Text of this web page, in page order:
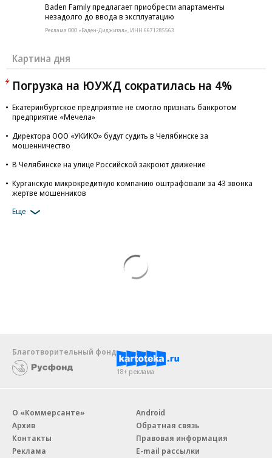
Baden Family предлагает приобрести апартаменты
незадолго до ввода в эксплуатацию
Реклама ООО «Баден-Диджитал», ИНН 6671285563
Картина дня
Погрузка на ЮУЖД сократилась на 4%
Екатеринбургское предприятие не смогло признать банкротом
предприятие «Мечела»
Директора ООО «УКИКО» будут судить в Челябинске за
мошенничество
В Челябинске на улице Российской закроют движение
Курганскую микрокредитную компанию оштрафовали за 43 звонка
жертве мошенников
Еще
Благотворительный фонд
18+ реклама
О «Коммерсанте»
Архив
Контакты
Реклама
Android
Обратная связь
Правовая информация
E-mail рассылки